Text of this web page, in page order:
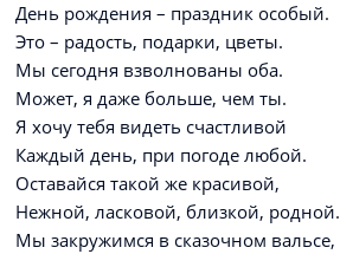
День рождения – праздник особый.
Это – радость, подарки, цветы.
Мы сегодня взволнованы оба.
Может, я даже больше, чем ты.
Я хочу тебя видеть счастливой
Каждый день, при погоде любой.
Оставайся такой же красивой,
Нежной, ласковой, близкой, родной.
Мы закружимся в сказочном вальсе,